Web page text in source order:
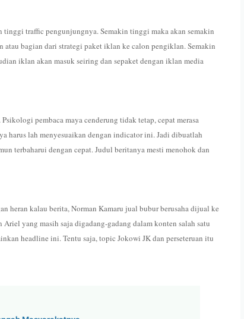
tinggi traffic pengunjungnya. Semakin tinggi maka akan semakin
bagian dari strategi paket iklan ke calon pengiklan. Semakin
iklan akan masuk seiring dan sepaket dengan iklan media
pembaca maya cenderung tidak tetap, cepat merasa
harus lah menyesuaikan dengan indicator ini. Jadi dibuatlah
terbaharui dengan cepat. Judul beritanya mesti menohok dan
heran kalau berita, Norman Kamaru jual bubur berusaha dijual ke
yang masih saja digadang-gadang dalam konten salah satu
headline ini. Tentu saja, topic Jokowi JK dan perseteruan itu